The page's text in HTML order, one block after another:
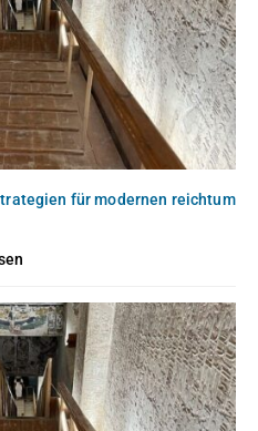
für modernen reichtum